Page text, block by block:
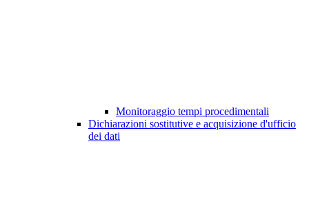
Monitoraggio tempi procedimentali
Dichiarazioni sostitutive e acquisizione d'ufficio
dei dati